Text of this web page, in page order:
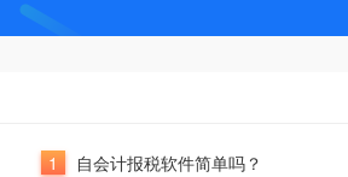
1 自会计报税软件简单吗？